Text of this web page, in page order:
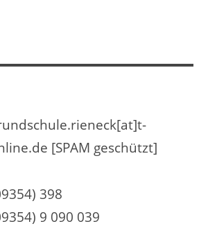
[SPAM geschützt]
398
9 090 039